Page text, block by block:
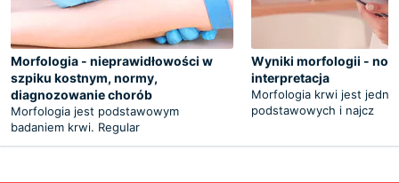
Morfologia - nieprawidłowości w
szpiku kostnym, normy,
diagnozowanie chorób
Morfologia jest podstawowym
badaniem krwi. Regular
Wyniki morfologii -
interpretacja
Morfologia krwi jest
podstawowych i najcz